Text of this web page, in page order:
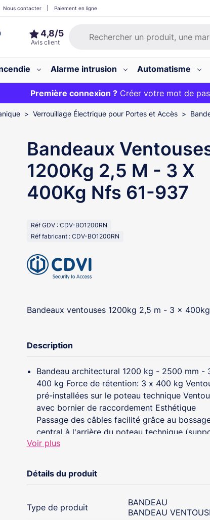
Nous contacter Paiement en ligne
Alarme intrusion Automatisme
?20€ OFFERT sur votre panier et livraison
Première connexion ?Créer votre mot de
EXCLU WEB :
Verrouillage Électrique pour Portes et Accès
Bandeaux
1200Kg 2,5 M - 3 X
400Kg Nfs 61-937
Réf GDV : CDV-BO1200RN
Réf fabricant : CDV-BO1200RN
Bandeaux ventouses 1200kg 2,5 m - 3 x 400kg
Description
Bandeau architectural 1200 kg - 2500 mm -
400 kg Force de rétention: 3 x 400 kg
pré-installées sur le poteau technique
avec bornier de raccordement Esthétique
Passage des câbles facilité grâce au
central à l'arrière du poteau technique
des ventouses) Avec contact de signalisation
Voir plus
Détails du produit
Type de produit
BANDEAU
BANDEAU